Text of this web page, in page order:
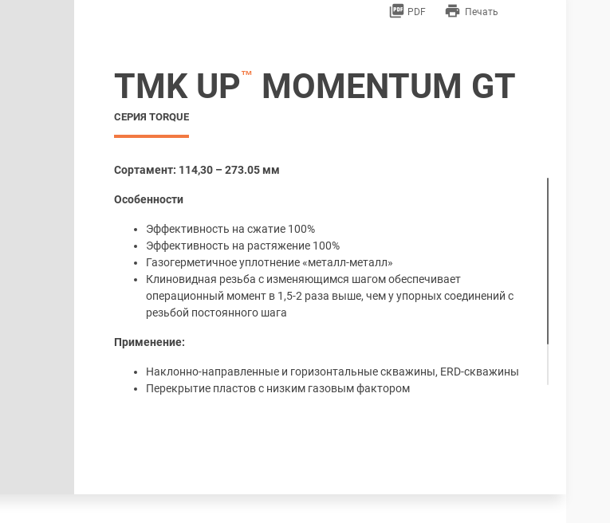
picture_as_pdf PDF print Печать
TMK UP™ MOMENTUM GT
СЕРИЯ TORQUE
Сортамент: 114,30 – 273.05 мм
Особенности
Эффективность на сжатие 100%
Эффективность на растяжение 100%
Газогерметичное уплотнение «металл-металл»
Клиновидная резьба с изменяющимся шагом обеспечивает
операционный момент в 1,5-2 раза выше, чем у упорных соединений с
резьбой постоянного шага
Применение:
Наклонно-направленные и горизонтальные скважины, ERD-скважины
Перекрытие пластов с низким газовым фактором